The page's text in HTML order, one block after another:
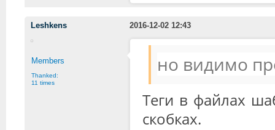
Leshkens 2016-12-02 12:43
Members
Thanked:
11 times
но видимо
Теги в файлах
скобках.